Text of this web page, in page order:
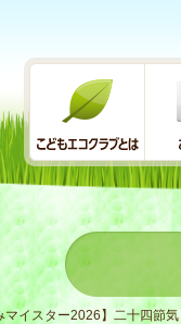
マイスター2026】二十四節